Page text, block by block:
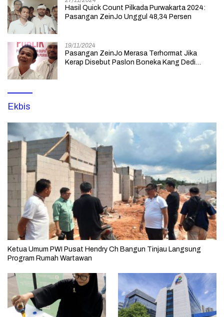
Hasil Quick Count Pilkada Purwakarta 2024:
Pasangan ZeinJo Unggul 48,34 Persen
19/11/2024
Pasangan ZeinJo Merasa Terhormat Jika
Kerap Disebut Paslon Boneka Kang Dedi
Ekbis
Ketua Umum PWI Pusat Hendry Ch Bangun Tinjau Langsung
Program Rumah Wartawan